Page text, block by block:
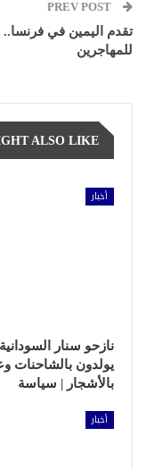
تقدم اليمين في
للمهاجرين
ALSO LIKE
أخبار
نازحو سنار
يولدون بالشاحنات
بالأشجار | سياسة
أخبار